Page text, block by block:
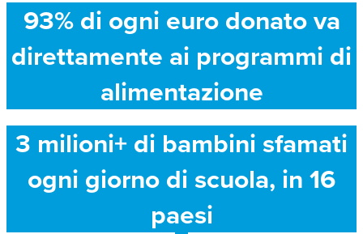
93% di ogni euro donato va
direttamente ai programmi di
alimentazione
3 milioni+ di bambini sfamati
ogni giorno di scuola, in 16
paesi